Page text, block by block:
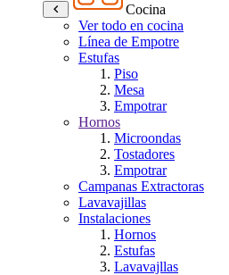
Cocina
Ver todo en cocina
Línea de Empotre
Estufas
Piso
Mesa
Empotrar
Hornos
Microondas
Tostadores
Empotrar
Campanas Extractoras
Lavavajillas
Instalaciones
Hornos
Estufas
Lavavajllas